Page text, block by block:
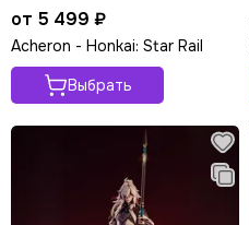
от 5 499 ₽
Acheron - Honkai: Star Rail
Выбрать